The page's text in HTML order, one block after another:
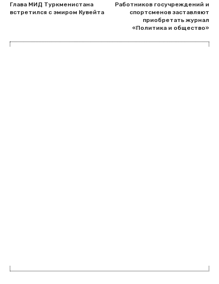
Глава МИД Туркменистана
встретился с эмиром Кувейта
Работников госучреждений и
спортсменов заставляют
приобретать журнал
«Политика и общество»